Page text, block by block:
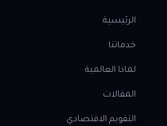
الرئيسية
خدماتنا
لماذا العالمية
المقالات
التقويم الاقتصادي